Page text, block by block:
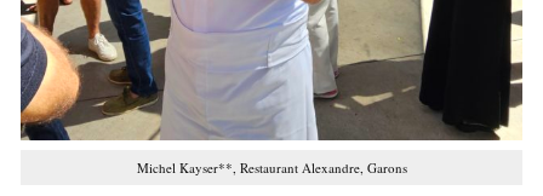
Michel Kayser**, Restaurant Alexandre, Garons